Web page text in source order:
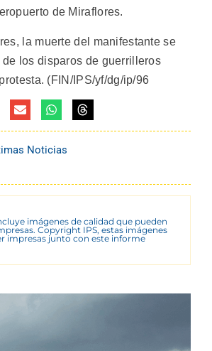
de Miraflores.
la muerte del manifestante se
los disparos de guerrilleros
(FIN/IPS/yf/dg/ip/96
Noticias
imágenes de calidad que pueden
Copyright IPS, estas imágenes
impresas junto con este informe